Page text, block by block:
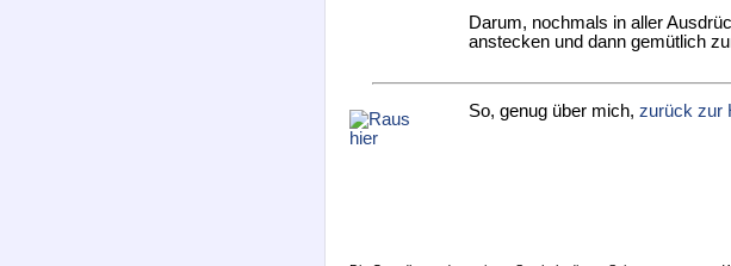
Darum, nochmals in aller
anstecken und dann gemütlich
So, genug über mich,zurück zur